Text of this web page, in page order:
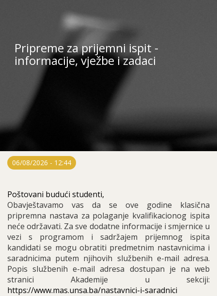
Pripreme za prijemni ispit -
informacije, vježbe i zadaci
06/08/2026 - 12:44
Poštovani budući studenti,
Obavještavamo vas da se ove godine klasična
pripremna nastava za polaganje kvalifikacionog ispita
neće održavati. Za sve dodatne informacije i smjernice u
vezi s programom i sadržajem prijemnog ispita
kandidati se mogu obratiti predmetnim nastavnicima i
saradnicima putem njihovih službenih e-mail adresa.
Popis službenih e-mail adresa dostupan je na web
stranici Akademije u sekciji:
https://www.mas.unsa.ba/nastavnici-i-saradnici